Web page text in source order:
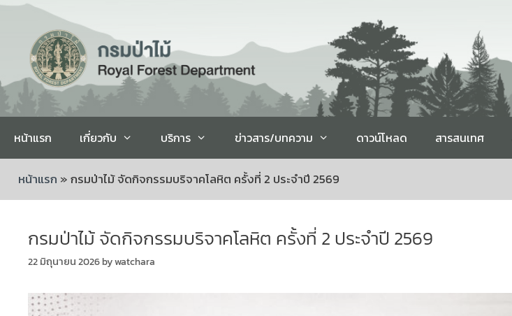
หน้าแรก เกี่ยวกับ บริการ ข่าวสาร/บทความ ดาวน์โหลด สารสนเทศ
หน้าแรก »กรมป่าไม้ จัดกิจกรรมบริจาคโลหิต ครั้งที่ 2 ประจำปี 2569
กรมป่าไม้ จัดกิจกรรมบริจาคโลหิต ครั้งที่ 2 ประจำปี 2569
22 มิถุนายน 2026bywatchara